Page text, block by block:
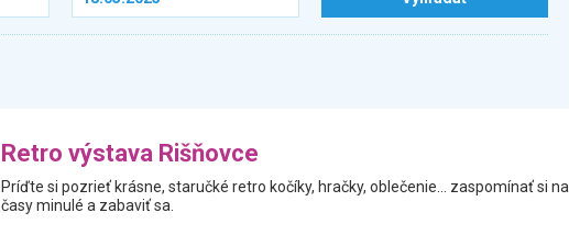
Retro výstava Rišňovce
Príďte si pozrieť krásne, staručké retro kočíky, hračky, oblečenie... zaspomínať si na
časy minulé a zabaviť sa.